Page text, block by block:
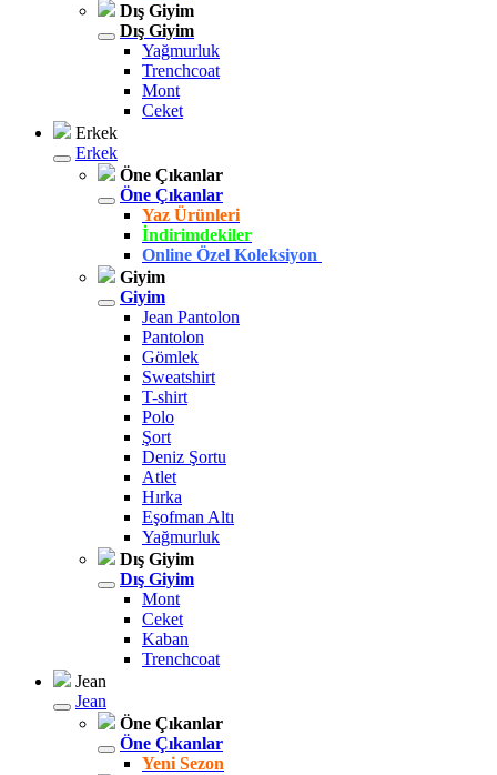
Dış Giyim
Dış Giyim
Yağmurluk
Trenchcoat
Mont
Ceket
Erkek
Erkek
Öne Çıkanlar
Öne Çıkanlar
Yaz Ürünleri
İndirimdekiler
Online Özel Koleksiyon
Giyim
Giyim
Jean Pantolon
Pantolon
Gömlek
Sweatshirt
T-shirt
Polo
Şort
Deniz Şortu
Atlet
Hırka
Eşofman Altı
Yağmurluk
Dış Giyim
Dış Giyim
Mont
Ceket
Kaban
Trenchcoat
Jean
Jean
Öne Çıkanlar
Öne Çıkanlar
Yeni Sezon